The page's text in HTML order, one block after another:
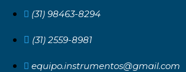
(31) 98463-8294
(31) 2559-8981
equipo.instrumentos@gmail.com